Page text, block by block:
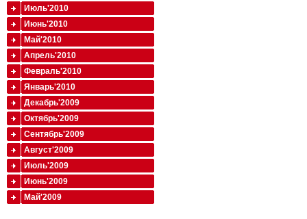
Июль'2010
Июнь'2010
Май'2010
Апрель'2010
Февраль'2010
Январь'2010
Декабрь'2009
Октябрь'2009
Сентябрь'2009
Август'2009
Июль'2009
Июнь'2009
Май'2009